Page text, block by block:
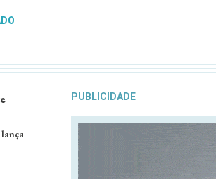
PUBLICIDADE